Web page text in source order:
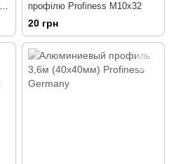
профілю Profiness M10x32
20 грн